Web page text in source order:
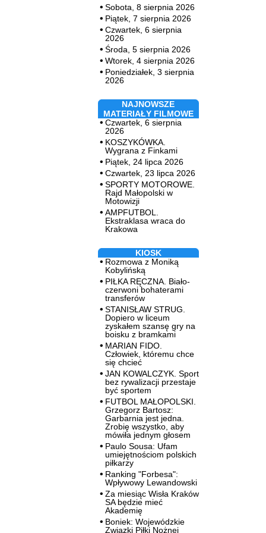
Sobota, 8 sierpnia 2026
Piątek, 7 sierpnia 2026
Czwartek, 6 sierpnia
2026
Środa, 5 sierpnia 2026
Wtorek, 4 sierpnia 2026
Poniedziałek, 3 sierpnia
2026
NAJNOWSZE
MATERIAŁY FILMOWE
Czwartek, 6 sierpnia
2026
KOSZYKÓWKA.
Wygrana z Finkami
Piątek, 24 lipca 2026
Czwartek, 23 lipca 2026
SPORTY MOTOROWE.
Rajd Małopolski w
Motowizji
AMPFUTBOL.
Ekstraklasa wraca do
Krakowa
KIOSK
Rozmowa z Moniką
Kobylińską
PIŁKA RĘCZNA. Biało-
czerwoni bohaterami
transferów
STANISŁAW STRUG.
Dopiero w liceum
zyskałem szansę gry na
boisku z bramkami
MARIAN FIDO.
Człowiek, któremu chce
się chcieć
JAN KOWALCZYK. Sport
bez rywalizacji przestaje
być sportem
FUTBOL MAŁOPOLSKI.
Grzegorz Bartosz:
Garbarnia jest jedna.
Zrobię wszystko, aby
mówiła jednym głosem
Paulo Sousa: Ufam
umiejętnościom polskich
piłkarzy
Ranking "Forbesa":
Wpływowy Lewandowski
Za miesiąc Wisła Kraków
SA będzie mieć
Akademię
Boniek: Wojewódzkie
Związki Piłki Nożnej